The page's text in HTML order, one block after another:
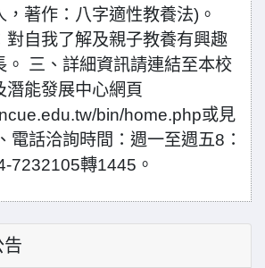
著作：八字適性教養法)。
對自我了解及親子教養有興趣
。 三、詳細資訊請連結至本校
潛能發展中心網頁
bin/home.php或見
電話洽詢時間：週一至週五8：
7232105轉1445。
告